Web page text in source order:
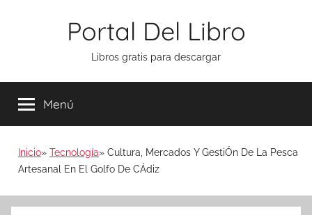
Portal Del Libro
Libros gratis para descargar
Menú
Inicio Tecnología
Cultura, Mercados Y GestiÓn De La Pesca
Artesanal En El Golfo De CÁdiz